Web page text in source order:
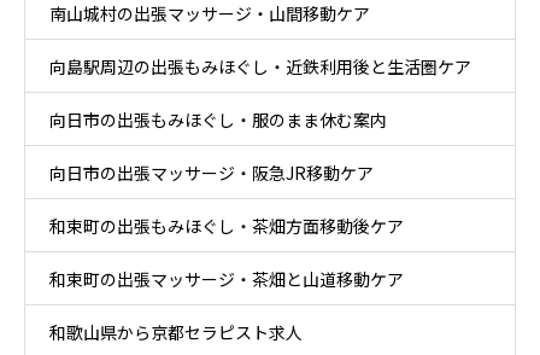
南山城村の出張マッサージ・山間移動ケア
向島駅周辺の出張もみほぐし・近鉄利用後と生活圏ケア
向日市の出張もみほぐし・服のまま休む案内
向日市の出張マッサージ・阪急JR移動ケア
和束町の出張もみほぐし・茶畑方面移動後ケア
和束町の出張マッサージ・茶畑と山道移動ケア
和歌山県から京都セラピスト求人